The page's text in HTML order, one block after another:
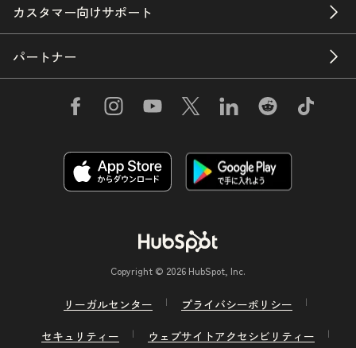
カスタマー向けサポート
パートナー
Copyright © 2026 HubSpot, Inc.
リーガルセンター
プライバシーポリシー
セキュリティー
ウェブサイトアクセシビリティー